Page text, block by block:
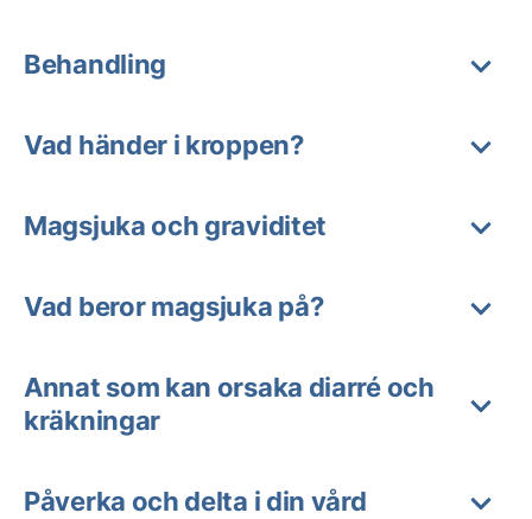
Behandling
Vad händer i kroppen?
Magsjuka och graviditet
Vad beror magsjuka på?
Annat som kan orsaka diarré och
kräkningar
Påverka och delta i din vård